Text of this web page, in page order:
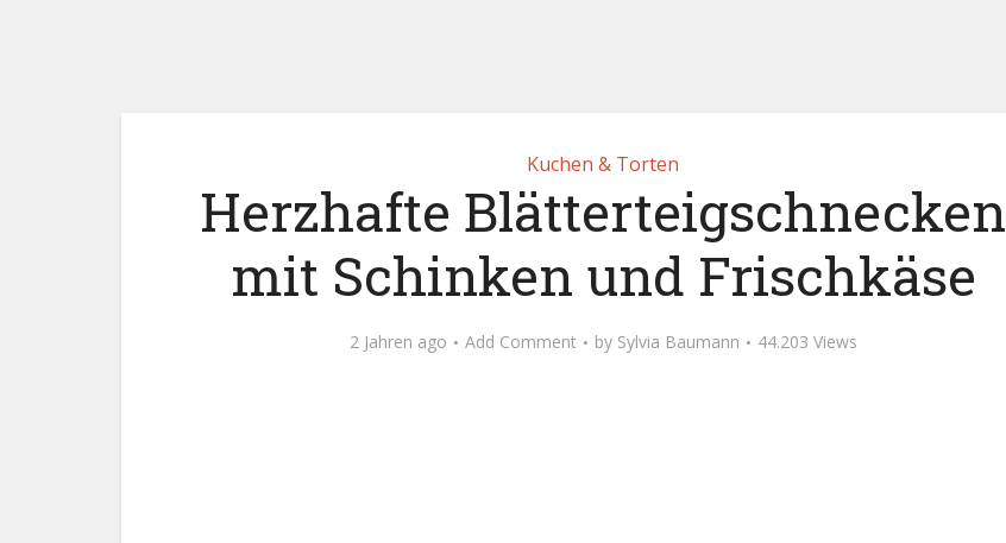
Kuchen & Torten
Herzhafte Blätterteigschnecken
mit Schinken und Frischkäse
2 Jahren ago Add Comment by Sylvia Baumann 44.203 Views